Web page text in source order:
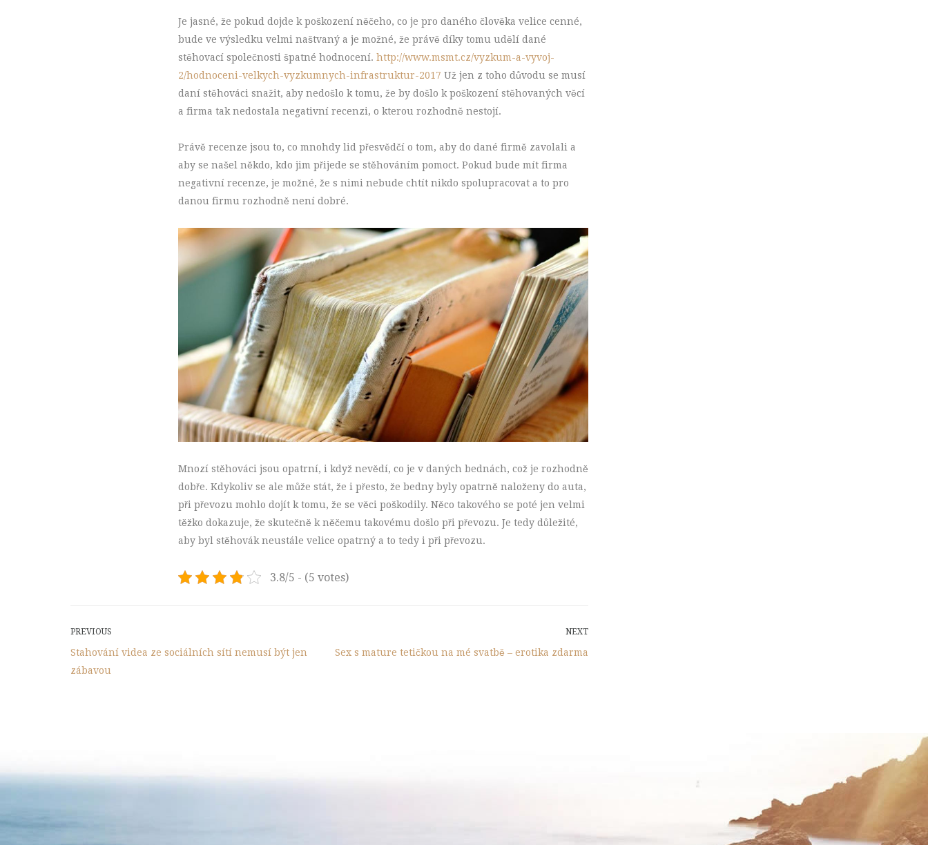
Je jasné, že pokud dojde k poškození něčeho, co je pro daného člověka velice cenné,
bude ve výsledku velmi naštvaný a je možné, že právě díky tomu udělí dané
stěhovací společnosti špatné hodnocení. http://www.msmt.cz/vyzkum-a-vyvoj-
2/hodnoceni-velkych-vyzkumnych-infrastruktur-2017 Už jen z toho důvodu se musí
daní stěhováci snažit, aby nedošlo k tomu, že by došlo k poškození stěhovaných věcí
a firma tak nedostala negativní recenzi, o kterou rozhodně nestojí.
Právě recenze jsou to, co mnohdy lid přesvědčí o tom, aby do dané firmě zavolali a
aby se našel někdo, kdo jim přijede se stěhováním pomoct. Pokud bude mít firma
negativní recenze, je možné, že s nimi nebude chtít nikdo spolupracovat a to pro
danou firmu rozhodně není dobré.
Mnozí stěhováci jsou opatrní, i když nevědí, co je v daných bednách, což je rozhodně
dobře. Kdykoliv se ale může stát, že i přesto, že bedny byly opatrně naloženy do auta,
při převozu mohlo dojít k tomu, že se věci poškodily. Něco takového se poté jen velmi
těžko dokazuje, že skutečně k něčemu takovému došlo při převozu. Je tedy důležité,
aby byl stěhovák neustále velice opatrný a to tedy i při převozu.
3.8/5 - (5 votes)
Post
navigation
Previous
Post
PREVIOUS
Stahování videa ze sociálních sítí nemusí být jen
zábavou
Next
NEXT
Sex s mature tetičkou na mé svatbě – erotika zdarma